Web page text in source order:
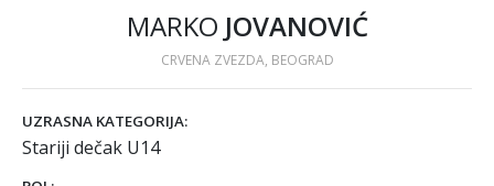
MARKO JOVANOVIĆ
CRVENA ZVEZDA, BEOGRAD
UZRASNA KATEGORIJA:
Stariji dečak U14